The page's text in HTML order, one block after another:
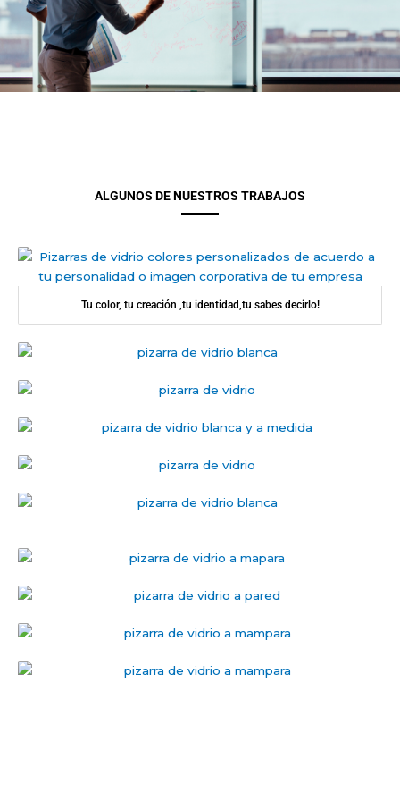
ALGUNOS DE NUESTROS TRABAJOS
Tu color, tu creación ,tu identidad,tu sabes decirlo!